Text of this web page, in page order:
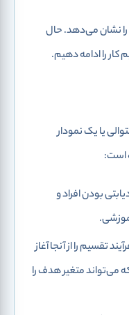
را نشان می‌دهد. حال
را ادامه دهیم.
یا یک نمودار
است:
بودن افراد و
تقسیم را از آنجا آغاز
می‌تواند متغیر هدف را